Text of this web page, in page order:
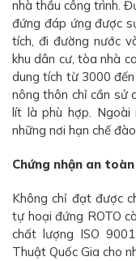
nhà thầu công trình.
đứng đáp ứng được
tích, đi đường nước
khu dân cư, tòa nhà
dung tích từ 3000
nông thôn chỉ cần sử
lít là phù hợp. Ngoài
những nơi hạn chế
Chứng nhận an toàn
Không chỉ đạt được
tự hoại đứng ROTO
chất lượng ISO
Thuật Quốc Gia cho